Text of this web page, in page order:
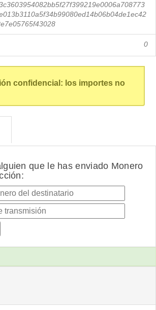
0
confidencial: los importes no
que le has enviado Monero